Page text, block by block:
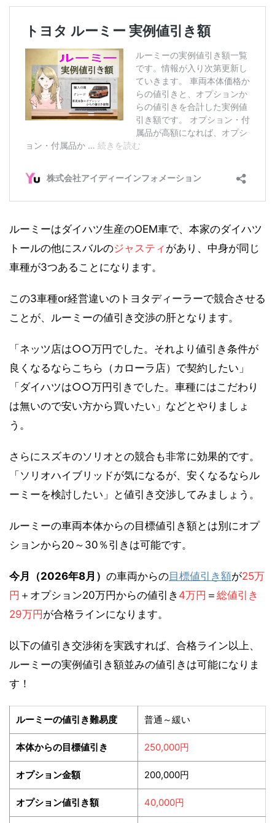
ルーミーはダイハツ生産のOEM車で、本家のダイハツ
トールの他にスバルのジャスティ があり、中身が同じ
車種が3つあることになります。
この3車種or経営違いのトヨタディーラーで競合させる
ことが、ルーミーの値引き交渉の肝となります。
「ネッツ店は○○万円でした。それより値引き条件が
良くなるならこちら（カローラ店）で契約したい」
「ダイハツは○○万円引きでした。車種にはこだわり
は無いので安い方から買いたい」などとやりましょ
う。
さらにスズキのソリオとの競合も非常に効果的です。
「ソリオハイブリッドが気になるが、安くなるならル
ーミーを検討したい」と値引き交渉してみましょう。
ルーミーの車両本体からの目標値引き額とは別にオプ
ションから20～30％引きは可能です。
今月（2026年8月） の車両からの目標値引き額が25万
円 ＋オプション20万円からの値引き 4万円 ＝ 総値引き
29万円 が合格ラインになります。
以下の値引き交渉術を実践すれば、合格ライン以上、
ルーミーの実例値引き額並みの値引きは可能になりま
す！
ルーミーの値引き難易度 普通～緩い
本体からの目標値引き 250,000円
オプション金額 200,000円
オプション値引き額 40,000円